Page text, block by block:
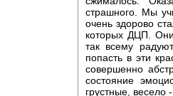
страшного. Мы
очень здорово
которых ДЦП. Они
так всему
попасть в эти
совершенно
состояние
грустные, весело